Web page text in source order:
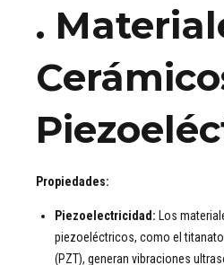
.
Propiedades:
Piezoelectricidad: Los
piezoeléctricos, como el
(PZT), generan vibraciones